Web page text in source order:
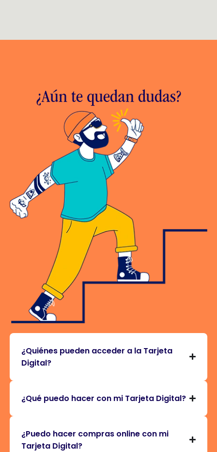
¿Aún te quedan dudas?
¿Quiénes pueden acceder a la Tarjeta
Digital?
¿Qué puedo hacer con mi Tarjeta Digital?
¿Puedo hacer compras online con mi
Tarjeta Digital?